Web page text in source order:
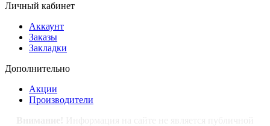
Личный кабинет
Аккаунт
Заказы
Закладки
Дополнительно
Акции
Производители